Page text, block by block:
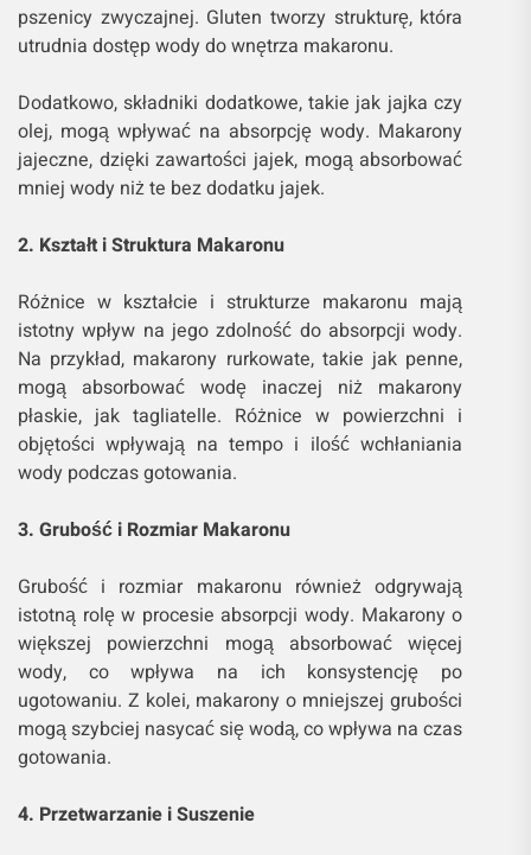
pszenicy zwyczajnej. Gluten tworzy strukturę, która
utrudnia dostęp wody do wnętrza makaronu.
Dodatkowo, składniki dodatkowe, takie jak jajka czy
olej, mogą wpływać na absorpcję wody. Makarony
jajeczne, dzięki zawartości jajek, mogą absorbować
mniej wody niż te bez dodatku jajek.
2. Kształt i Struktura Makaronu
Różnice w kształcie i strukturze makaronu mają
istotny wpływ na jego zdolność do absorpcji wody.
Na przykład, makarony rurkowate, takie jak penne,
mogą absorbować wodę inaczej niż makarony
płaskie, jak tagliatelle. Różnice w powierzchni i
objętości wpływają na tempo i ilość wchłaniania
wody podczas gotowania.
3. Grubość i Rozmiar Makaronu
Grubość i rozmiar makaronu również odgrywają
istotną rolę w procesie absorpcji wody. Makarony o
większej powierzchni mogą absorbować więcej
wody, co wpływa na ich konsystencję po
ugotowaniu. Z kolei, makarony o mniejszej grubości
mogą szybciej nasycać się wodą, co wpływa na czas
gotowania.
4. Przetwarzanie i Suszenie